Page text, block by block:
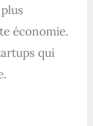
économie.
qui